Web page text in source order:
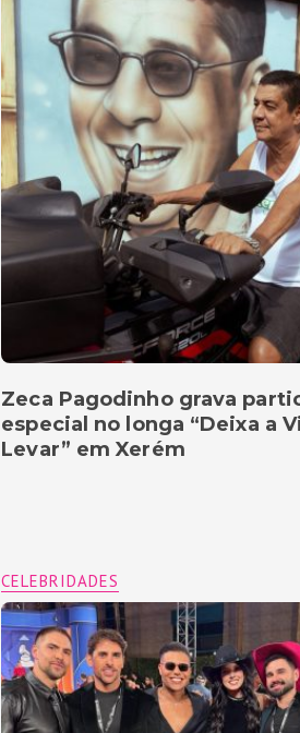
Zeca Pagodinho grava
especial no longa “Deixa a
Levar” em Xerém
CELEBRIDADES